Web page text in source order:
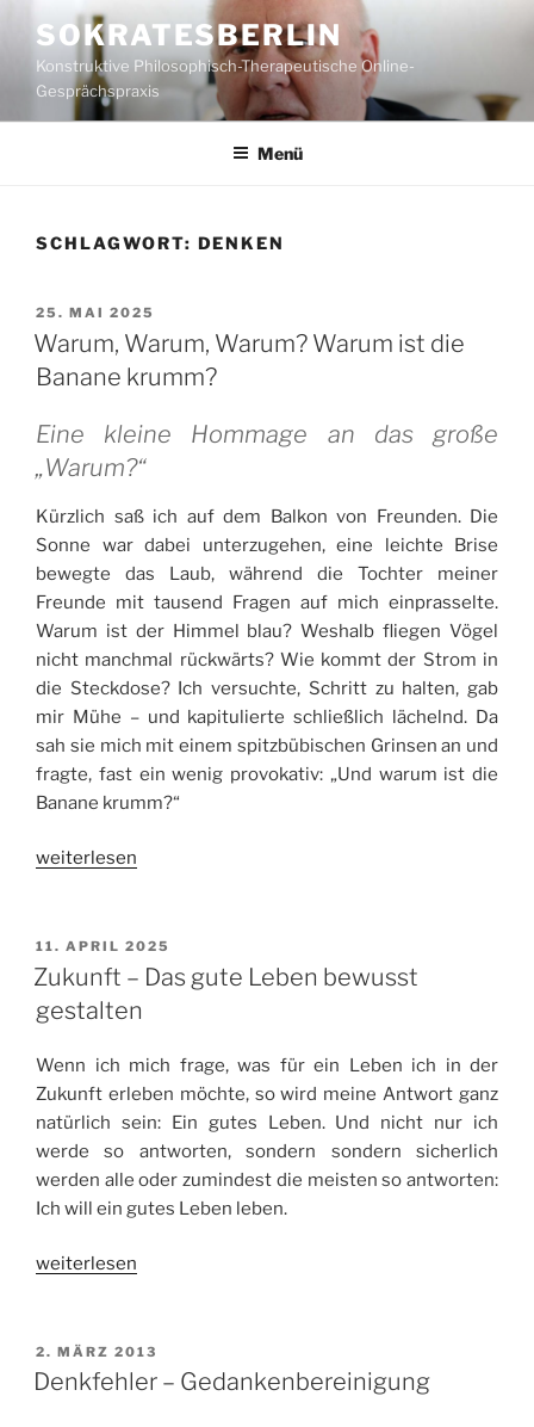
Inhalt
springen
SOKRATESBERLIN
Konstruktive Philosophisch-Therapeutische Online-
Gesprächspraxis
Menü
SCHLAGWORT: DENKEN
VERÖFFENTLICHT
AM
25. MAI 2025
Warum, Warum, Warum? Warum ist die
Banane krumm?
Eine kleine Hommage an das große
„Warum?“
Kürzlich saß ich auf dem Balkon von Freunden. Die
Sonne war dabei unterzugehen, eine leichte Brise
bewegte das Laub, während die Tochter meiner
Freunde mit tausend Fragen auf mich einprasselte.
Warum ist der Himmel blau? Weshalb fliegen Vögel
nicht manchmal rückwärts? Wie kommt der Strom in
die Steckdose? Ich versuchte, Schritt zu halten, gab
mir Mühe – und kapitulierte schließlich lächelnd. Da
sah sie mich mit einem spitzbübischen Grinsen an und
fragte, fast ein wenig provokativ: „Und warum ist die
Banane krumm?“
„Warum,
Warum
ist
Banane
krumm?“
weiterlesen
VERÖFFENTLICHT
AM
11. APRIL 2025
Zukunft – Das gute Leben bewusst
gestalten
Wenn ich mich frage, was für ein Leben ich in der
Zukunft erleben möchte, so wird meine Antwort ganz
natürlich sein: Ein gutes Leben. Und nicht nur ich
werde so antworten, sondern sondern sicherlich
werden alle oder zumindest die meisten so antworten:
Ich will ein gutes Leben leben.
„Zukunft
gute
Leben
weiterlesen
VERÖFFENTLICHT
AM
2. MÄRZ 2013
Denkfehler – Gedankenbereinigung